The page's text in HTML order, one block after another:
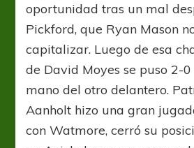
oportunidad tras un mal
Pickford, que Ryan Mason
capitalizar. Luego de esa
de David Moyes se puso 2-
mano del otro delantero.
Aanholt hizo una gran
con Watmore, cerró su